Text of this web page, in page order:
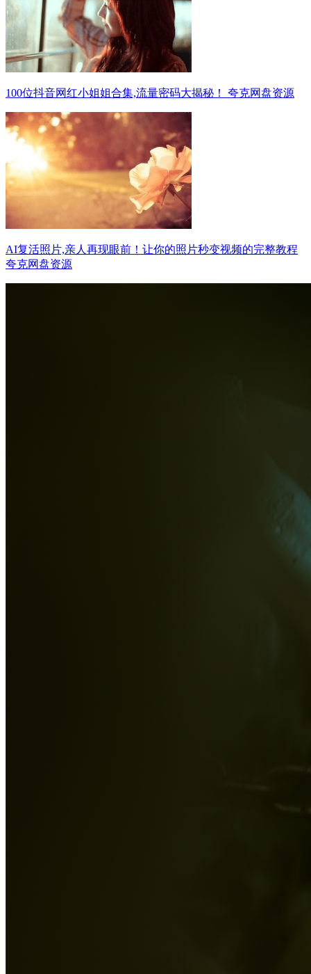
100位抖音网红小姐姐合集,流量密码大揭秘！ 夸克网盘资源
AI复活照片,亲人再现眼前！让你的照片秒变视频的完整教程
夸克网盘资源